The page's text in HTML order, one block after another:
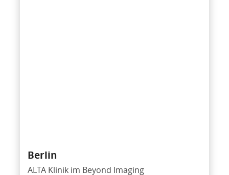
Berlin
ALTA Klinik im Beyond Imaging